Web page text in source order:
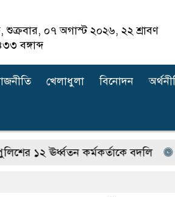
শুক্রবার, ০৭ অগাস্ট ২০২৬, ২২ শ্রাবণ
বঙ্গাব্দ
খেলাধুলা বিনোদন
ঊর্ধ্বতন কর্মকর্তাকে বদলি